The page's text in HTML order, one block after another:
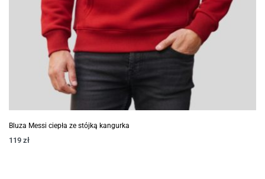
Bluza Messi ciepła ze stójką kangurka
119 zł